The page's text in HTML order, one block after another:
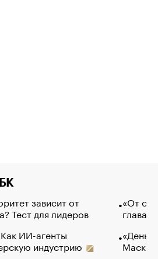
зависит от
Тест для лидеров
ИИ-агенты
индустрию
«От
глава
Маск в